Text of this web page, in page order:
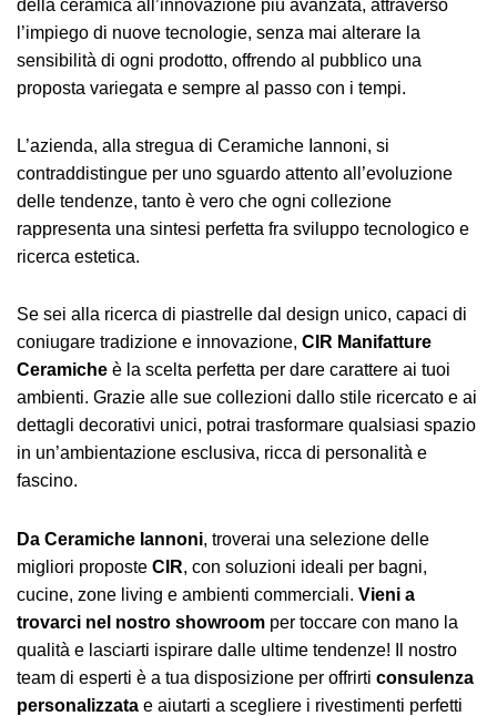
della ceramica all’innovazione più avanzata, attraverso
l’impiego di nuove tecnologie, senza mai alterare la
sensibilità di ogni prodotto, offrendo al pubblico una
proposta variegata e sempre al passo con i tempi.
L’azienda, alla stregua di Ceramiche Iannoni, si
contraddistingue per uno sguardo attento all’evoluzione
delle tendenze, tanto è vero che ogni collezione
rappresenta una sintesi perfetta fra sviluppo tecnologico e
ricerca estetica.
Se sei alla ricerca di piastrelle dal design unico, capaci di
coniugare tradizione e innovazione, CIR Manifatture
Ceramiche è la scelta perfetta per dare carattere ai tuoi
ambienti. Grazie alle sue collezioni dallo stile ricercato e ai
dettagli decorativi unici, potrai trasformare qualsiasi spazio
in un’ambientazione esclusiva, ricca di personalità e
fascino.
Da Ceramiche Iannoni, troverai una selezione delle
migliori proposte CIR, con soluzioni ideali per bagni,
cucine, zone living e ambienti commerciali. Vieni a
trovarci nel nostro showroom per toccare con mano la
qualità e lasciarti ispirare dalle ultime tendenze! Il nostro
team di esperti è a tua disposizione per offrirti consulenza
personalizzata e aiutarti a scegliere i rivestimenti perfetti